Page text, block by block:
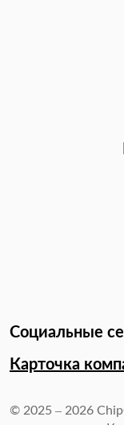
Карточка
© 2025 – 2026